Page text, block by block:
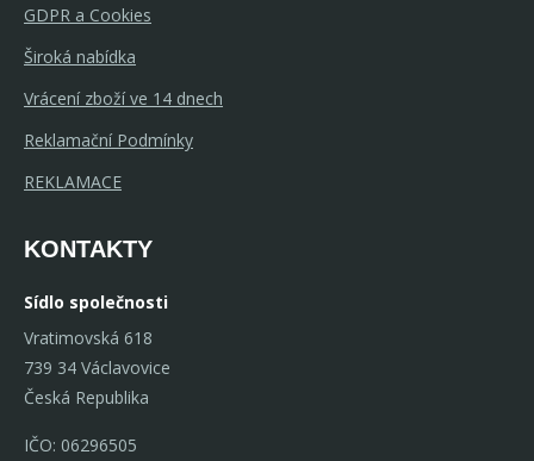
GDPR a Cookies
Široká nabídka
Vrácení zboží ve 14 dnech
Reklamační Podmínky
REKLAMACE
KONTAKTY
Sídlo společnosti
Vratimovská 618
739 34 Václavovice
Česká Republika
IČO: 06296505